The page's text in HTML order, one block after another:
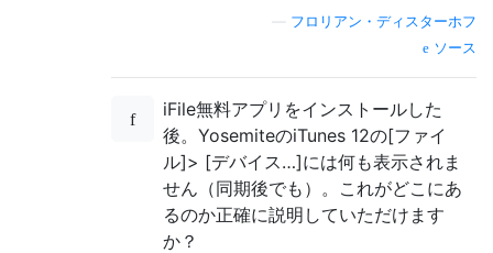
フロリアン・ディスターホフ
ソース
iFile無料アプリをインストールした
後。YosemiteのiTunes 12の[ファイ
ル]> [デバイス…]には何も表示されま
せん（同期後でも）。これがどこにあ
るのか正確に説明していただけます
か？